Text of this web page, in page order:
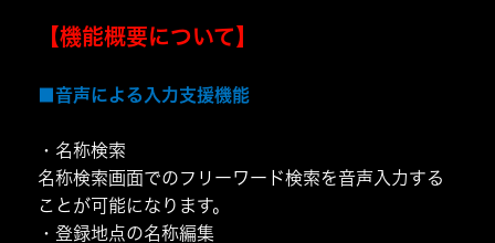
【機能概要について】
■音声による入力支援機能
・名称検索
名称検索画面でのフリーワード検索を音声入力する
ことが可能になります。
・登録地点の名称編集